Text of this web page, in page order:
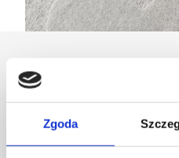
Zgoda
Ladnini